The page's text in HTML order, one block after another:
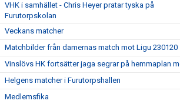
VHK i samhället - Chris Heyer pratar tyska på
Furutorpskolan
Veckans matcher
Matchbilder från damernas match mot Ligu 230120
Vinslövs HK fortsätter jaga segrar på hemmaplan
Helgens matcher i Furutorpshallen
Medlemsfika